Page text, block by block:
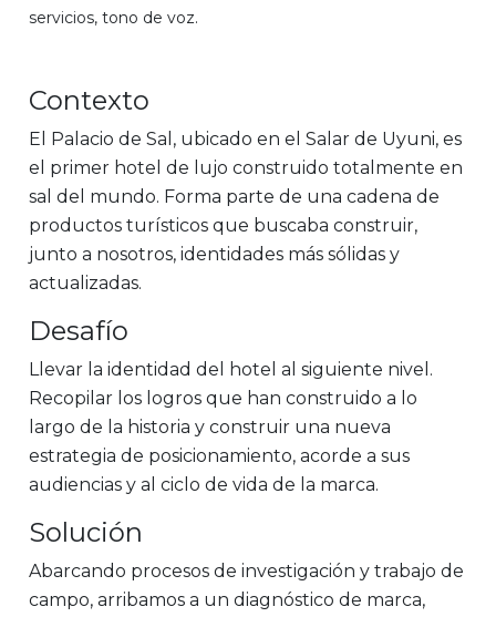
servicios, tono de voz.
Contexto
El Palacio de Sal, ubicado en el Salar de Uyuni, es
el primer hotel de lujo construido totalmente en
sal del mundo. Forma parte de una cadena de
productos turísticos que buscaba construir,
junto a nosotros, identidades más sólidas y
actualizadas.
Desafío
Llevar la identidad del hotel al siguiente nivel.
Recopilar los logros que han construido a lo
largo de la historia y construir una nueva
estrategia de posicionamiento, acorde a sus
audiencias y al ciclo de vida de la marca.
Solución
Abarcando procesos de investigación y trabajo de
campo, arribamos a un diagnóstico de marca,